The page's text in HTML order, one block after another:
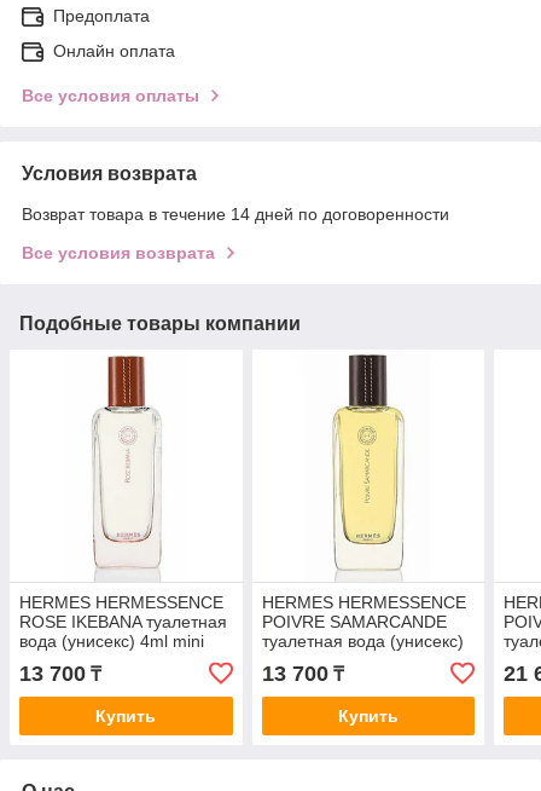
Предоплата
Онлайн оплата
Все условия оплаты
Условия возврата
Возврат товара в течение 14 дней по договоренности
Все условия возврата
Подобные товары компании
HERMES HERMESSENCE
ROSE IKEBANA туалетная
вода (унисекс) 4ml mini
13 700 ₸
Купить
HERMES HERMESSENCE
POIVRE SAMARCANDE
туалетная вода (унисекс)
13 700₸
Купить
21